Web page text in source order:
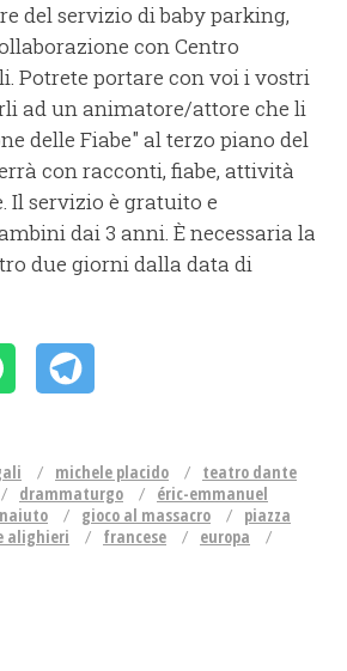
del servizio di baby parking,
con Centro
Potrete portare con voi i vostri
ad un animatore/attore che li
delle Fiabe" al terzo piano del
con racconti, fiabe, attività
Il servizio è gratuito e
dai 3 anni. È necessaria la
due giorni dalla data di
michele placido
teatro dante
drammaturgo
éric-emmanuel
gioco al massacro
piazza
alighieri francese
europa